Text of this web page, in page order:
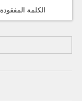
الكلمة المفقودة